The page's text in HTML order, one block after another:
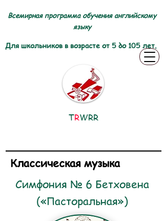
Всемирная программа обучения английскому
языку
Для школьников в возрасте от 5 до 105 лет.
TRWRR
Классическая музыка
Симфония № 6 Бетховена
(«Пасторальная»)